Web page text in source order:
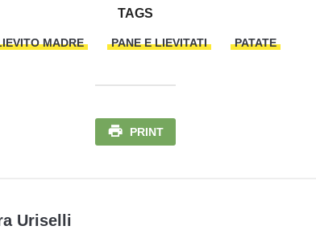
TAGS
MADRE PANE E LIEVITATI PATATE
PRINT
Uriselli